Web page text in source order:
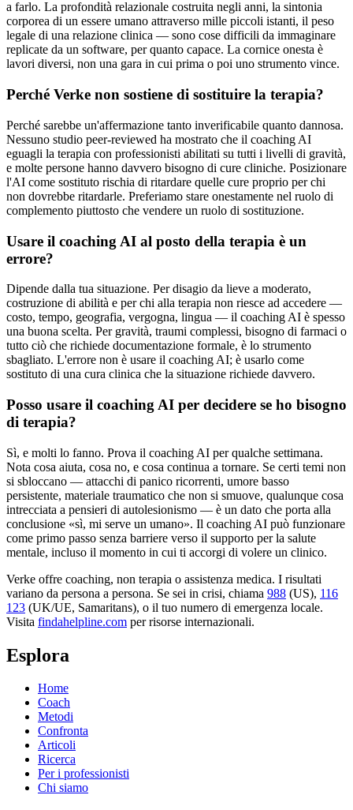
a farlo. La profondità relazionale costruita negli anni, la sintonia
corporea di un essere umano attraverso mille piccoli istanti, il peso
legale di una relazione clinica — sono cose difficili da immaginare
replicate da un software, per quanto capace. La cornice onesta è
lavori diversi, non una gara in cui prima o poi uno strumento vince.
Perché Verke non sostiene di sostituire la terapia?
Perché sarebbe un'affermazione tanto inverificabile quanto dannosa.
Nessuno studio peer-reviewed ha mostrato che il coaching AI
eguagli la terapia con professionisti abilitati su tutti i livelli di gravità,
e molte persone hanno davvero bisogno di cure cliniche. Posizionare
l'AI come sostituto rischia di ritardare quelle cure proprio per chi
non dovrebbe ritardarle. Preferiamo stare onestamente nel ruolo di
complemento piuttosto che vendere un ruolo di sostituzione.
Usare il coaching AI al posto della terapia è un
errore?
Dipende dalla tua situazione. Per disagio da lieve a moderato,
costruzione di abilità e per chi alla terapia non riesce ad accedere —
costo, tempo, geografia, vergogna, lingua — il coaching AI è spesso
una buona scelta. Per gravità, traumi complessi, bisogno di farmaci o
tutto ciò che richiede documentazione formale, è lo strumento
sbagliato. L'errore non è usare il coaching AI; è usarlo come
sostituto di una cura clinica che la situazione richiede davvero.
Posso usare il coaching AI per decidere se ho bisogno
di terapia?
Sì, e molti lo fanno. Prova il coaching AI per qualche settimana.
Nota cosa aiuta, cosa no, e cosa continua a tornare. Se certi temi non
si sbloccano — attacchi di panico ricorrenti, umore basso
persistente, materiale traumatico che non si smuove, qualunque cosa
intrecciata a pensieri di autolesionismo — è un dato che porta alla
conclusione «sì, mi serve un umano». Il coaching AI può funzionare
come primo passo senza barriere verso il supporto per la salute
mentale, incluso il momento in cui ti accorgi di volere un clinico.
Verke offre coaching, non terapia o assistenza medica. I risultati
variano da persona a persona. Se sei in crisi, chiama 988 (US), 116
123 (UK/UE, Samaritans), o il tuo numero di emergenza locale.
Visita findahelpline.com per risorse internazionali.
Esplora
Home
Coach
Metodi
Confronta
Articoli
Ricerca
Per i professionisti
Chi siamo